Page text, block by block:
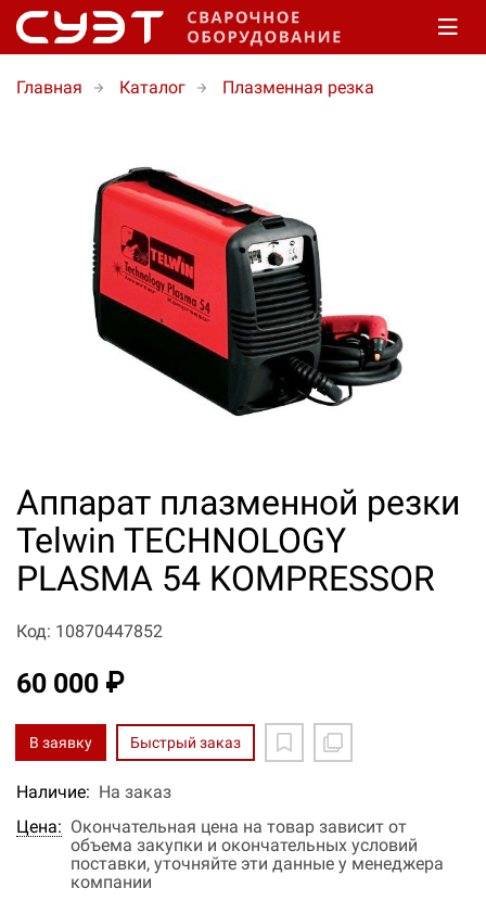
Главная Каталог Плазменная резка
Аппарат плазменной резки
Telwin TECHNOLOGY
PLASMA 54 KOMPRESSOR
Код: 10870447852
60 000 ₽
В заявку Быстрый заказ
Наличие: На заказ
Цена: Окончательная цена на товар зависит от
объема закупки и окончательных условий
поставки, уточняйте эти данные у менеджера
компании